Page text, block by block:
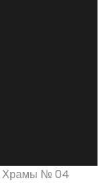
Храмы № 04